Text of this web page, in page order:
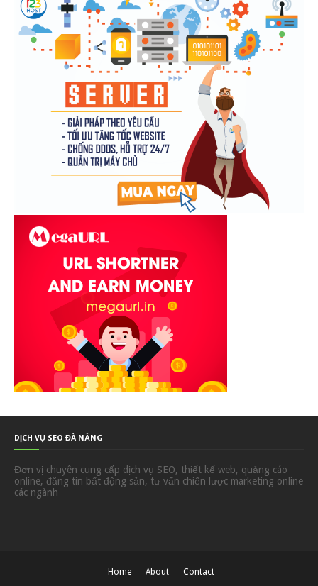
DỊCH VỤ SEO ĐÀ NẴNG
Đơn vị chuyên cung cấp dịch vụ SEO, thiết kế web, quảng cáo
online, đăng tin bất động sản, tư vấn chiến lược marketing online
các ngành
Home About Contact